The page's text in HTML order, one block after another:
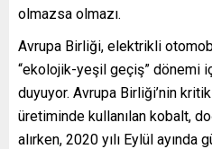
olmazsa olmazı.
Avrupa Birliği, elektrikli
“ekolojik-yeşil geçiş” dönemi
duyuyor. Avrupa Birliği’nin
üretiminde kullanılan kobalt,
alırken, 2020 yılı Eylül